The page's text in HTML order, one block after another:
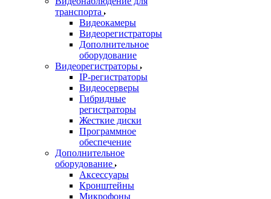
транспорта
Видеокамеры
Видеорегистраторы
Дополнительное
оборудование
Видеорегистраторы
IP-регистраторы
Видеосерверы
Гибридные
регистраторы
Жесткие диски
Программное
обеспечение
Дополнительное
оборудование
Аксессуары
Кронштейны
Микрофоны